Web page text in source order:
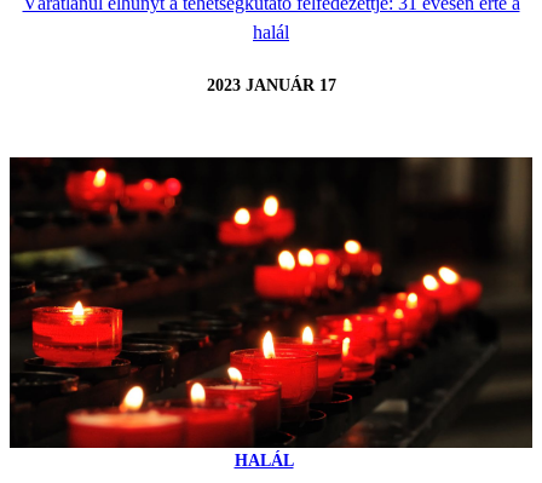
halál
2023 JANUÁR 17
HALÁL